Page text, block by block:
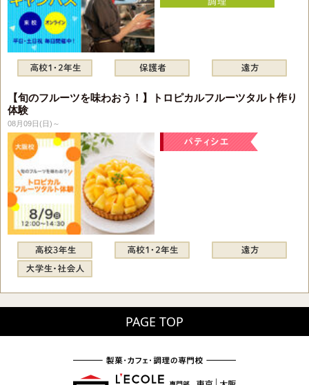
【旬のフルーツを味わおう！】トロピカルフルーツタルト作り
体験
08月09日(日)～
PAGE TOP